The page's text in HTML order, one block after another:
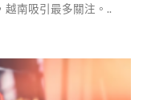
越南吸引最多關注。..